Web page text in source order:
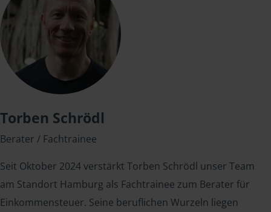
Torben Schrödl
Berater / Fachtrainee
Seit Oktober 2024 verstärkt Torben Schrödl unser Team
am Standort Hamburg als Fachtrainee zum Berater für
Einkommensteuer. Seine beruflichen Wurzeln liegen